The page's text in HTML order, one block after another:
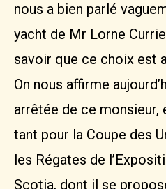
nous a bien parlé
yacht de Mr Lorne
savoir que ce choix est
On nous affirme
arrêtée de ce monsieur,
tant pour la Coupe des
les Régates de
Scotia, dont il se